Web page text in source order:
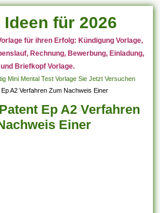
für 2026
für ihren Erfolg: Kündigung Vorlage,
Rechnung, Bewerbung, Einladung,
Briefkopf Vorlage.
Mini Mental Test Vorlage Sie Jetzt Versuchen
A2 Verfahren Zum Nachweis Einer
Ep A2 Verfahren
Einer